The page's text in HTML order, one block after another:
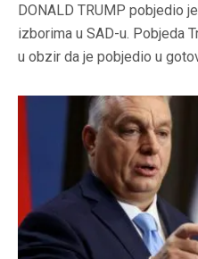
DONALD TRUMP pobjedio
izborima u SAD-u. Pobjeda
u obzir da je pobjedio u